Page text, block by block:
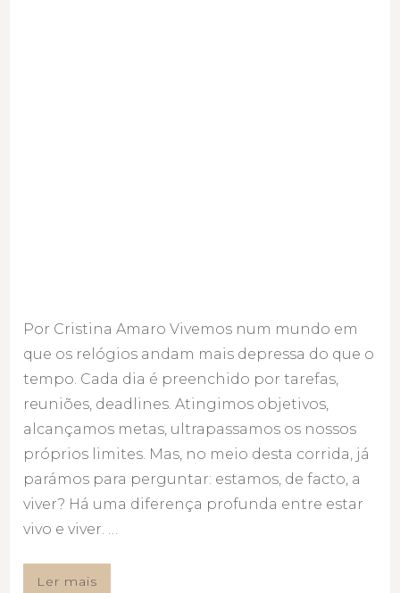
Por Cristina Amaro Vivemos num mundo em
que os relógios andam mais depressa do que o
tempo. Cada dia é preenchido por tarefas,
reuniões, deadlines. Atingimos objetivos,
alcançamos metas, ultrapassamos os nossos
próprios limites. Mas, no meio desta corrida, já
parámos para perguntar: estamos, de facto, a
viver? Há uma diferença profunda entre estar
vivo e viver. …
Ler mais